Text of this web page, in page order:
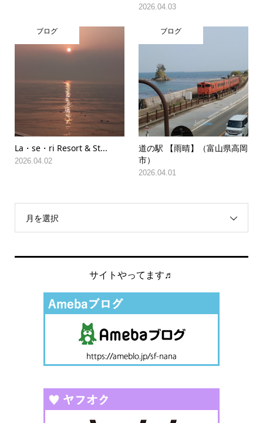
2026.04.03
ブログ
La・se・ri Resort & St...
2026.04.02
ブログ
道の駅 【雨晴】（富山県高岡
市）
2026.04.01
月を選択
サイトやってます♬